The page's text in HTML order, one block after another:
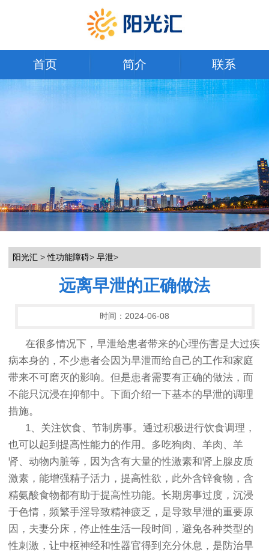
首页 简介 联系
阳光汇 >性功能障碍> 早泄>
远离早泄的正确做法
时间：2024-06-08
在很多情况下，早泄给患者带来的心理伤害是大过疾
病本身的，不少患者会因为早泄而给自己的工作和家庭
带来不可磨灭的影响。但是患者需要有正确的做法，而
不能只沉浸在抑郁中。下面介绍一下基本的早泄的调理
措施。
1、关注饮食、节制房事。通过积极进行饮食调理，
也可以起到提高性能力的作用。多吃狗肉、羊肉、羊
肾、动物内脏等，因为含有大量的性激素和肾上腺皮质
激素，能增强精子活力，提高性欲，此外含锌食物，含
精氨酸食物都有助于提高性功能。长期房事过度，沉浸
于色情，频繁手淫导致精神疲乏，是导致早泄的重要原
因，夫妻分床，停止性生活一段时间，避免各种类型的
性刺激，让中枢神经和性器官得到充分休息，是防治早